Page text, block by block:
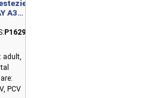
A3
P16297
adult,
PCV